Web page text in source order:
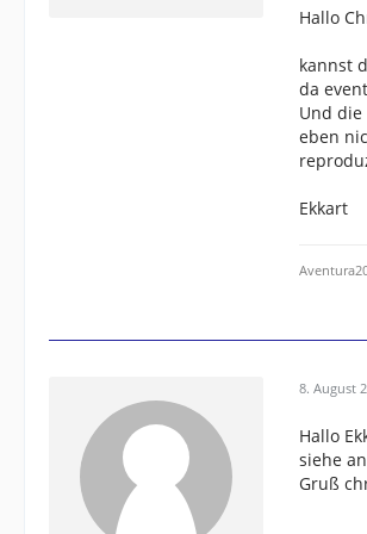
Hallo
kannst
da
Und
eben
Ekkart
8. August
Hallo
siehe
Gruß